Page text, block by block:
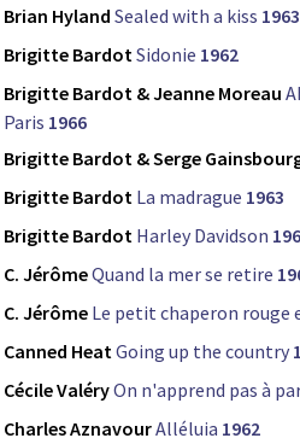
Brian Hyland Sealed with a kiss 1963
Brigitte Bardot Sidonie 1962
Brigitte Bardot & Jeanne Moreau
Paris 1966
Brigitte Bardot & Serge
Brigitte Bardot La madrague 1963
Brigitte Bardot Harley Davidson
C. JérômeQuand la mer se retire
C. Jérôme Le petit chaperon rouge
Canned Heat Going up the country
Cécile ValéryOn n'apprend pas à
Charles AznavourAlléluia 1962